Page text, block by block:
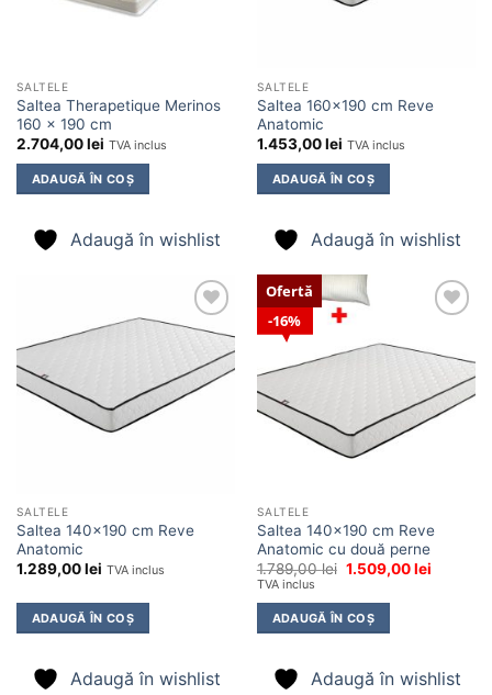
SALTELE
Saltea Therapetique Merinos
160 x 190 cm
2.704,00lei TVA inclus
ADAUGĂ ÎN COȘ
Adaugă în wishlist
SALTELE
Saltea 160×190 cm Reve
Anatomic
1.453,00lei TVA inclus
ADAUGĂ ÎN COȘ
Adaugă în wishlist
Adaugă
wishlist
SALTELE
Saltea 140×190 cm Reve
Anatomic
1.289,00lei TVA inclus
ADAUGĂ ÎN COȘ
Adaugă în wishlist
16%
Ofertă
wishlist
SALTELE
Saltea 140×190 cm Reve
Anatomic cu două perne
1.789,00lei Prețul
fost:
1.789,00 lei.
1.509,00leiPrețul
TVA inclus
ADAUGĂ ÎN COȘ
Adaugă în wishlist